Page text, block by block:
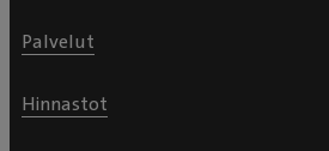
Palvelut
Hinnastot